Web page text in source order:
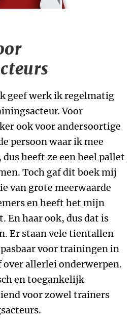
geef werk ik regelmatig
Voor
ook voor andersoortige
persoon waar ik mee
heeft ze een heel pallet
Toch gaf dit boek mij
van grote meerwaarde
en heeft het mijn
En haar ook, dus dat is
Er staan vele tientallen
voor trainingen in
allerlei onderwerpen.
en toegankelijk
voor zowel trainers